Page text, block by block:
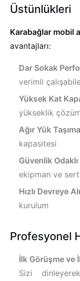
Üstünlükleri
Karabağlar mobil
avantajları:
Dar Sokak
verimli
Yüksek Kat
yükseklik
Ağır Yük
kapasitesi
Güvenlik
ekipman ve
Hızlı Devreye
kurulum
Profesyonel
İlk Görüşme ve
Sizi